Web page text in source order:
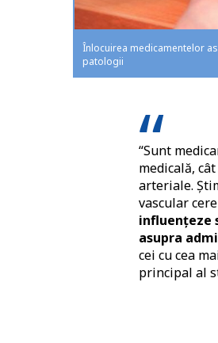
Înlocuirea medicamentelor
patologii
“Sunt
medicală,
arteriale.
vascular
influențeze
asupra
cei cu cea
principal al